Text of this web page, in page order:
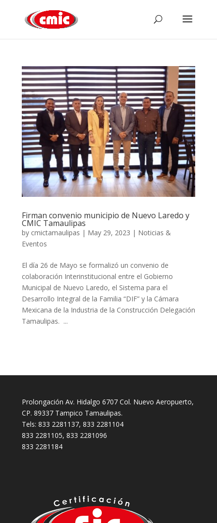
Firman convenio municipio de Nuevo Laredo y
CMIC Tamaulipas
by cmictamaulipas | May 29, 2023 | Noticias &
Eventos
El día 26 de Mayo se formalizó un convenio de
colaboración Interinstitucional entre el Gobierno
Municipal de Nuevo Laredo, el Sistema para el
Desarrollo Integral de la Familia “DIF” y la Cámara
Mexicana de la Industria de la Construcción Delegación
Tamaulipas. ...
Prolongación Av. Hidalgo 6707 Col. Nuevo Aeropuerto,
CP. 89337 Tampico Tamaulipas.
Tels: 833 2281137, 833 2281104
833 2281105, 833 2281096
833 2281184